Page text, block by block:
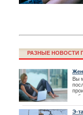
Бюро
очереди
РАЗНЫЕ НОВОСТИ
Вы
Э-